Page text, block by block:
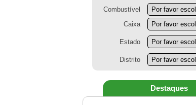
Combustível
Caixa
Estado
Distrito
Destaques